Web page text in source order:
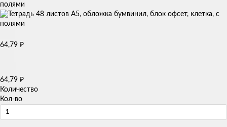
полями
64,79 ₽
64,79 ₽
Количество
Кол-во